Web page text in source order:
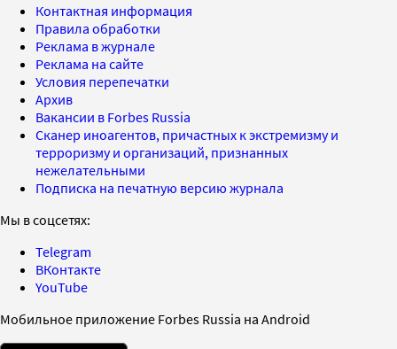
Контактная информация
Правила обработки
Реклама в журнале
Реклама на сайте
Условия перепечатки
Архив
Вакансии в Forbes Russia
Сканер иноагентов, причастных к экстремизму и
терроризму и организаций, признанных
нежелательными
Подписка на печатную версию журнала
Мы в соцсетях:
Telegram
ВКонтакте
YouTube
Мобильное приложение Forbes Russia на Android